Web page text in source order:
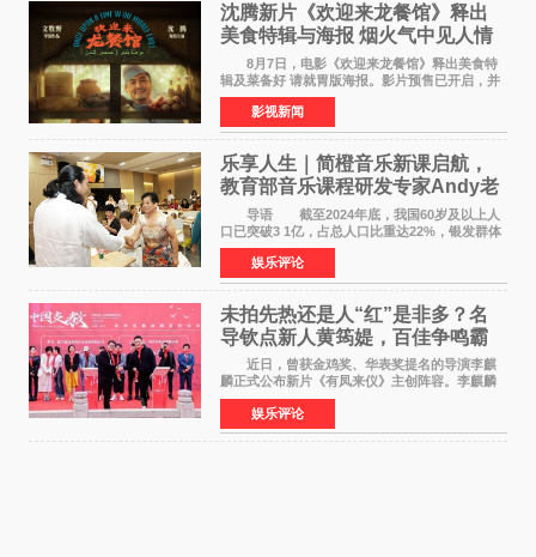
沈腾新片《欢迎来龙餐馆》释出
美食特辑与海报 烟火气中见人情
温暖
8月7日，电影《欢迎来龙餐馆》释出美食特
辑及菜备好 请就胃版海报。影片预售已开启，并
将于8月8日至10日14:00-21:00举行全国超前点
映。电影《欢迎来龙餐馆》作为战争美食喜剧大
片，讲述了中国
影视新闻
乐享人生｜简橙音乐新课启航，
教育部音乐课程研发专家Andy老
师重磅入驻领航银龄琴声
导语 截至2024年底，我国60岁及以上人
口已突破3 1亿，占总人口比重达22%，银发群体
的精神文化需求日益凸显。2024年1月，国务院办
公厅印发《关于发展银发经济增进老年人福祉的
意见》——这是
娱乐评论
未拍先热还是人“红”是非多？名
导钦点新人黄筠媞，百佳争鸣霸
气回应
近日，曾获金鸡奖、华表奖提名的导演李麒
麟正式公布新片《有凤来仪》主创阵容。李麒麟
早年凭电影《华容道》获得金鸡奖、华表奖提
名，此后长期参与国内外电影制作，其担任制片
人参与的作品亦曾
娱乐评论